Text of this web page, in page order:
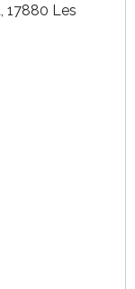
17880 Les